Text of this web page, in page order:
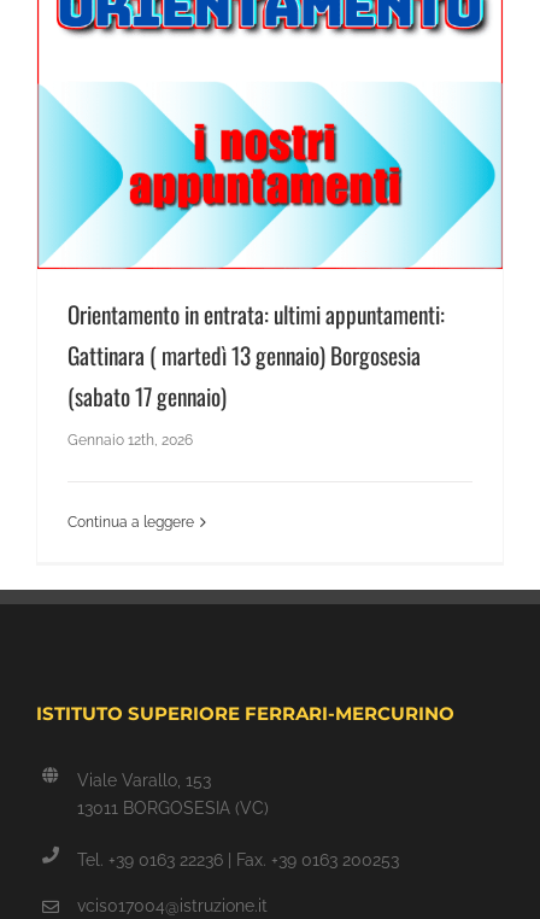
Orientamento in entrata: ultimi appuntamenti:
Gattinara ( martedì 13 gennaio) Borgosesia
(sabato 17 gennaio)
Gennaio 12th, 2026
Continua a leggere
ISTITUTO SUPERIORE FERRARI-MERCURINO
Viale Varallo, 153
13011 BORGOSESIA (VC)
Tel. +39 0163 22236 | Fax. +39 0163 200253
vcis017004@istruzione.it